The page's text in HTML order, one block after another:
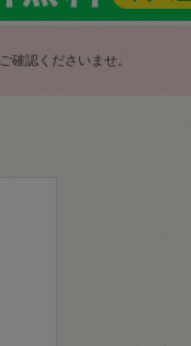
確認くださいませ。